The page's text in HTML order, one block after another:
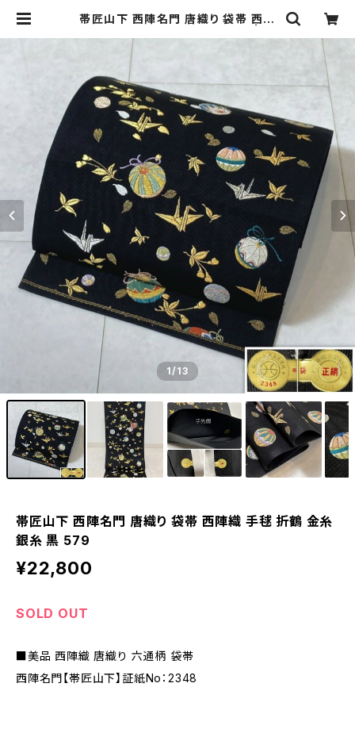
帯匠山下 西陣名門 唐織り 袋帯 西陣
mono Re:和 [online store] キモ
1/13
帯匠山下 西陣名門 唐織り 袋帯 西陣織 手毬 折鶴 金糸
銀糸 黒 579
¥22,800
SOLD OUT
■美品 西陣織 唐織り 六通柄 袋帯
西陣名門【帯匠山下】証紙No：2348